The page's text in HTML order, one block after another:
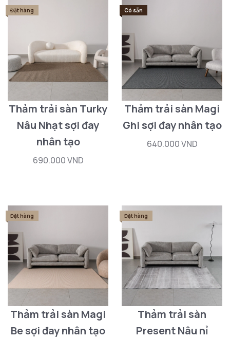
Đặt hàng
Thảm trải sàn Turky
Nâu Nhạt sợi đay
nhân tạo
690.000 VND
Có sẵn
Thảm trải sàn Magi
Ghi sợi đay nhân tạo
640.000 VND
Đặt hàng
Thảm trải sàn Magi
Be sợi đay nhân tạo
Đặt hàng
Thảm trải sàn
Present Nâu nỉ